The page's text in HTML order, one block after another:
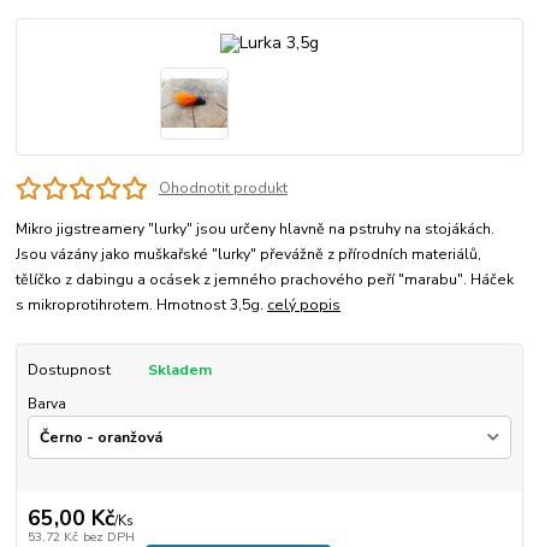
Ohodnotit produkt
Mikro jigstreamery "lurky" jsou určeny hlavně na pstruhy na stojákách.
Jsou vázány jako muškařské "lurky" převážně z přírodních materiálů,
tělíčko z dabingu a ocásek z jemného prachového peří "marabu". Háček
s mikroprotihrotem. Hmotnost 3,5g. celý popis
Dostupnost
Skladem
Barva
65,00 Kč/Ks
53,72 Kč bez DPH